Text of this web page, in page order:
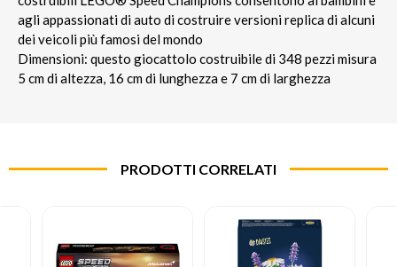
agli appassionati di auto di costruire versioni replica di alcuni
dei veicoli più famosi del mondo
Dimensioni: questo giocattolo costruibile di 348 pezzi misura
5 cm di altezza, 16 cm di lunghezza e 7 cm di larghezza
PRODOTTI CORRELATI